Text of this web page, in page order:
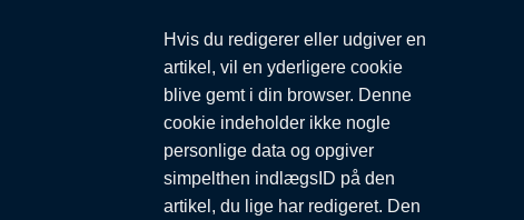
Hvis du redigerer eller udgiver en
artikel, vil en yderligere cookie
blive gemt i din browser. Denne
cookie indeholder ikke nogle
personlige data og opgiver
simpelthen indlægsID på den
artikel, du lige har redigeret. Den